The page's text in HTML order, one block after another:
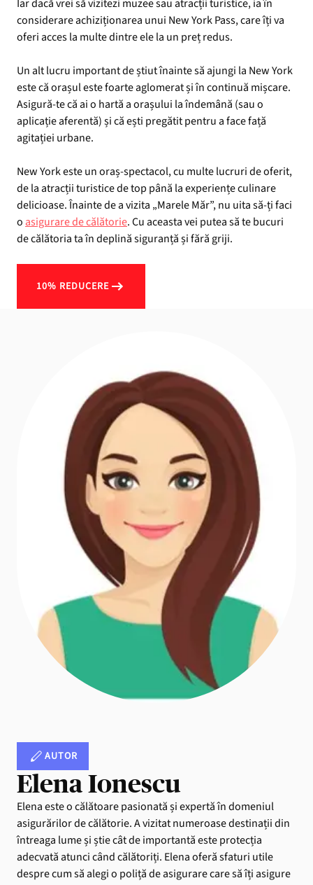
Iar dacă vrei să vizitezi muzee sau atracții turistice, ia în
considerare achiziționarea unui New York Pass, care îți va
oferi acces la multe dintre ele la un preț redus.
Un alt lucru important de știut înainte să ajungi la New York
este că orașul este foarte aglomerat și în continuă mișcare.
Asigură-te că ai o hartă a orașului la îndemână (sau o
aplicație aferentă) și că ești pregătit pentru a face față
agitației urbane.
New York este un oraș-spectacol, cu multe lucruri de oferit,
de la atracții turistice de top până la experiențe culinare
delicioase. Înainte de a vizita „Marele Măr”, nu uita să-ți faci
o asigurare de călătorie. Cu aceasta vei putea să te bucuri
de călătoria ta în deplină siguranță și fără griji.
10% REDUCERE
AUTOR
Elena Ionescu
Elena este o călătoare pasionată și expertă în domeniul
asigurărilor de călătorie. A vizitat numeroase destinații din
întreaga lume și știe cât de importantă este protecția
adecvată atunci când călătoriți. Elena oferă sfaturi utile
despre cum să alegi o poliță de asigurare care să îți asigure